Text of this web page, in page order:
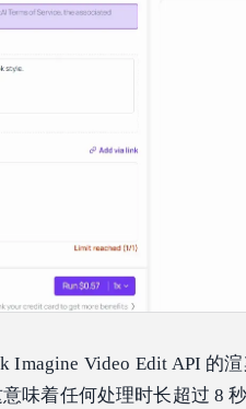
Imagine Video Edit API 的
味着任何处理时长超过 8